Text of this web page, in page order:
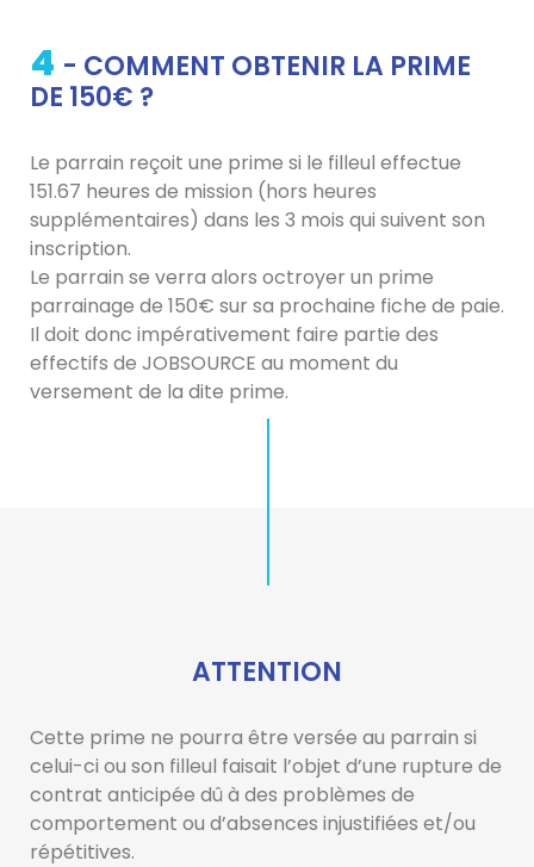
4 - COMMENT OBTENIR LA PRIME
DE 150€ ?
Le parrain reçoit une prime si le filleul effectue
151.67 heures de mission (hors heures
supplémentaires) dans les 3 mois qui suivent son
inscription.
Le parrain se verra alors octroyer un prime
parrainage de 150€ sur sa prochaine fiche de paie.
Il doit donc impérativement faire partie des
effectifs de JOBSOURCE au moment du
versement de la dite prime.
ATTENTION
Cette prime ne pourra être versée au parrain si
celui-ci ou son filleul faisait l’objet d’une rupture de
contrat anticipée dû à des problèmes de
comportement ou d’absences injustifiées et/ou
répétitives.